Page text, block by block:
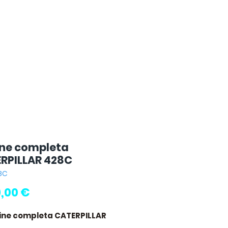
completa
428C
€
completa CATERPILLAR